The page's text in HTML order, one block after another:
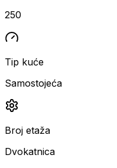
250
Tip kuće
Samostojeća
Broj etaža
Dvokatnica